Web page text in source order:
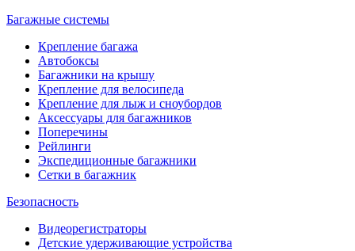
Багажные системы
Крепление багажа
Автобоксы
Багажники на крышу
Крепление для велосипеда
Крепление для лыж и сноубордов
Аксессуары для багажников
Поперечины
Рейлинги
Экспедиционные багажники
Сетки в багажник
Безопасность
Видеорегистраторы
Детские удерживающие устройства